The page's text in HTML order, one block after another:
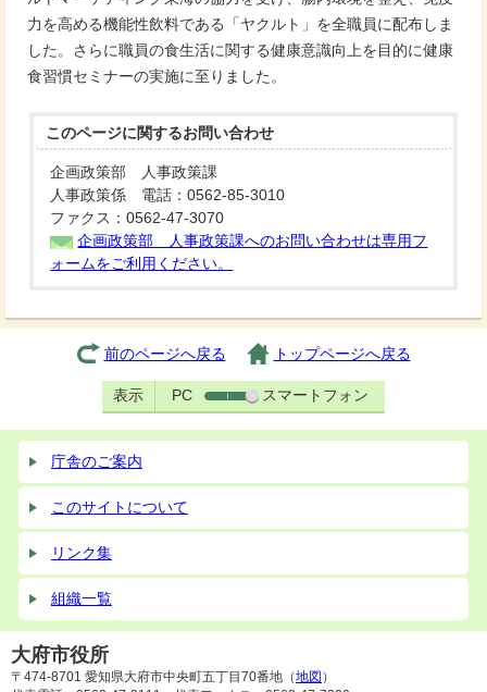
力を高める機能性飲料である「ヤクルト」を全職員に配布しま
した。さらに職員の食生活に関する健康意識向上を目的に健康
食習慣セミナーの実施に至りました。
このページに関するお問い合わせ
企画政策部 人事政策課
人事政策係 電話：0562-85-3010
ファクス：0562-47-3070
企画政策部 人事政策課へのお問い合わせは専用フ
ォームをご利用ください。
前のページへ戻る トップページへ戻る
表示 PC スマートフォン
庁舎のご案内
このサイトについて
リンク集
組織一覧
大府市役所
〒474-8701 愛知県大府市中央町五丁目70番地（地図 ）